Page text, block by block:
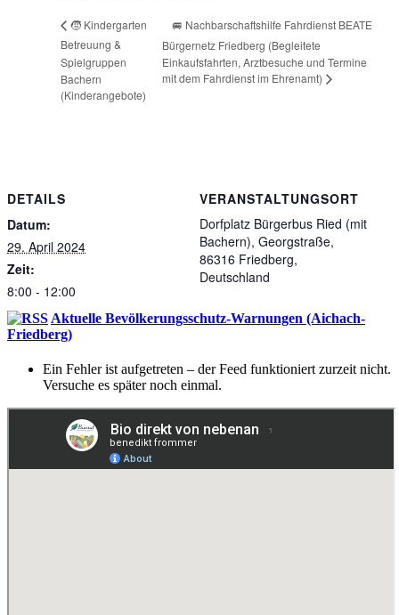
🧒 Kindergarten
Betreuung &
Spielgruppen
Bachern
(Kinderangebote)
🚐 Nachbarschaftshilfe Fahrdienst BEATE
Bürgernetz Friedberg (Begleitete
Einkaufsfahrten, Arztbesuche und Termine
mit dem Fahrdienst im Ehrenamt)
DETAILS
Datum:
29. April 2024
Zeit:
8:00 - 12:00
VERANSTALTUNGSORT
Dorfplatz Bürgerbus Ried (mit
Bachern), Georgstraße,
86316 Friedberg,
Deutschland
Aktuelle Bevölkerungsschutz-Warnungen (Aichach-
Friedberg)
Ein Fehler ist aufgetreten – der Feed funktioniert zurzeit nicht.
Versuche es später noch einmal.